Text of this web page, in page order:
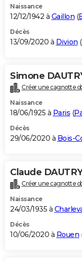
Naissance
12/12/1942 à Gaillon (
Décès
13/09/2020 à Divion (
Simone
Créer une cagnotte
Naissance
18/06/1925 à Paris (
Décès
29/06/2020 à Bois-
Claude
Créer une cagnotte
Naissance
24/03/1935 à
Décès
10/06/2020 à Rouen